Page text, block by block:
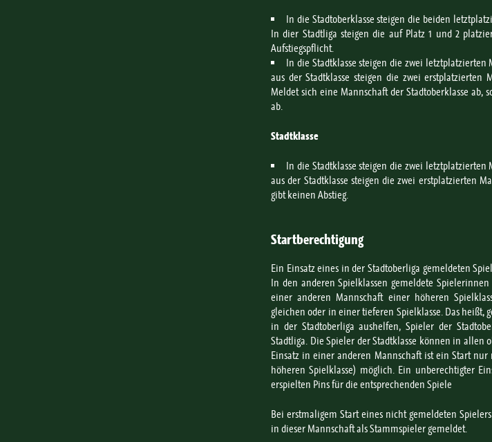
In die Stadtoberklasse steigen die beiden
In dier Stadtliga steigen die auf Platz 1 und 2
Aufstiegspflicht.
In die Stadtklasse steigen die zwei letztplatzierten
aus der Stadtklasse steigen die zwei erstplatzierten
Meldet sich eine Mannschaft der Stadtoberklasse ab,
ab.
Stadtklasse
In die Stadtklasse steigen die zwei letztplatzierten
aus der Stadtklasse steigen die zwei erstplatzierten
gibt keinen Abstieg.
Startberechtigung
Ein Einsatz eines in der Stadtoberliga gemeldeten
In den anderen Spielklassen gemeldete
einer anderen Mannschaft einer höheren
gleichen oder in einer tieferen Spielklasse. Das heißt,
in der Stadtoberliga aushelfen, Spieler der
Stadtliga. Die Spieler der Stadtklasse können in allen
Einsatz in einer anderen Mannschaft ist ein Start
höheren Spielklasse) möglich. Ein unberechtigter
erspielten Pins für die entsprechenden Spiele
Bei erstmaligem Start eines nicht gemeldeten
in dieser Mannschaft als Stammspieler gemeldet.